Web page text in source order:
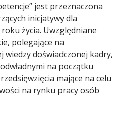
jest przeznaczona
inicjatywy dla
życia. Uwzględniane
polegające na
doświadczonej kadry,
na początku
mające na celu
na rynku pracy osób